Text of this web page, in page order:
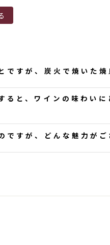
ですが、炭火で焼いた焼
ございます。
ージの針葉樹の森林を思わせ
ると、ワインの味わい
がとうございます。コ
ラクティック発酵を連
ーにしてはしっかり
ですが、どんな魅力がご
秋風を感じられる時期
り成熟したことから